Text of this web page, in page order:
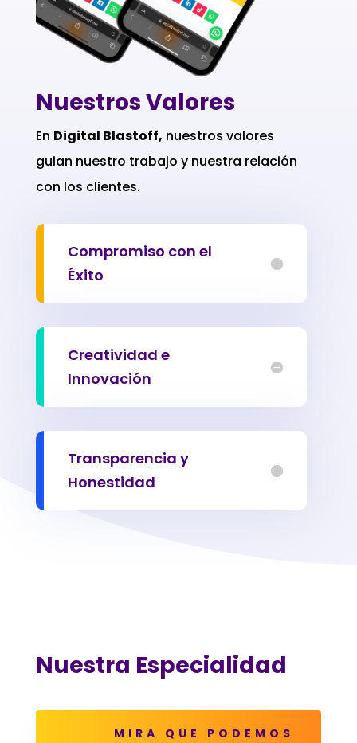
Nuestros Valores
En Digital Blastoff, nuestros valores
guian nuestro trabajo y nuestra relación
con los clientes.
Compromiso con el
Éxito
Creatividad e
Innovación
Transparencia y
Honestidad
Nuestra Especialidad
MIRA QUE PODEMOS